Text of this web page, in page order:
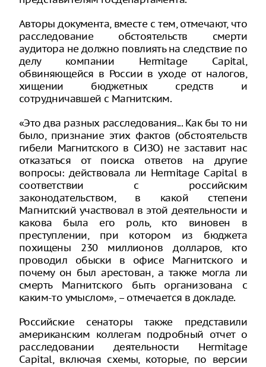
Авторы документа, вместе с тем, отмечают, что
расследование обстоятельств смерти
аудитора не должно повлиять на следствие по
делу компании Hermitage Capital,
обвиняющейся в России в уходе от налогов,
хищении бюджетных средств и
сотрудничавшей с Магнитским.
«Это два разных расследования... Как бы то ни
было, признание этих фактов (обстоятельств
гибели Магнитского в СИЗО) не заставит нас
отказаться от поиска ответов на другие
вопросы: действовала ли Hermitage Capital в
соответствии с российским
законодательством, в какой степени
Магнитский участвовал в этой деятельности и
какова была его роль, кто виновен в
преступлении, при котором из бюджета
похищены 230 миллионов долларов, кто
проводил обыски в офисе Магнитского и
почему он был арестован, а также могла ли
смерть Магнитского быть организована с
каким-то умыслом», – отмечается в докладе.
Российские сенаторы также представили
американским коллегам подробный отчет о
расследовании деятельности Hermitage
Capital, включая схемы, которые, по версии